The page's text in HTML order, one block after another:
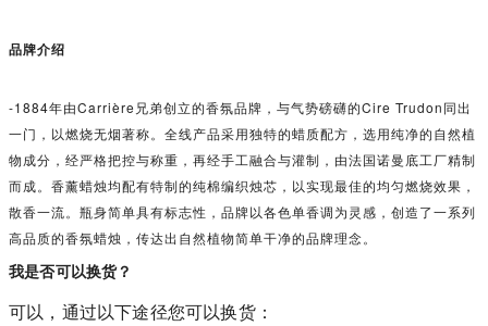
品牌介绍
-1884年由Carrière兄弟创立的香氛品牌，与气势磅礴的Cire Trudon同出
一门，以燃烧无烟著称。全线产品采用独特的蜡质配方，选用纯净的自然植
物成分，经严格把控与称重，再经手工融合与灌制，由法国诺曼底工厂精制
而成。香薰蜡烛均配有特制的纯棉编织烛芯，以实现最佳的均匀燃烧效果，
散香一流。瓶身简单具有标志性，品牌以各色单香调为灵感，创造了一系列
高品质的香氛蜡烛，传达出自然植物简单干净的品牌理念。
我是否可以换货？
可以，通过以下途径您可以换货：